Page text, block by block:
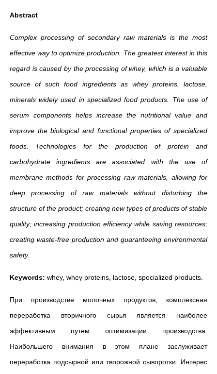
Abstract
Complex processing of secondary raw materials is the most
effective way to optimize production. The greatest interest in this
regard is caused by the processing of whey, which is a valuable
source of such food ingredients as whey proteins, lactose,
minerals widely used in specialized food products. The use of
serum components helps increase the nutritional value and
improve the biological and functional properties of specialized
foods. Technologies for the production of protein and
carbohydrate ingredients are associated with the use of
membrane methods for processing raw materials, allowing for
deep processing of raw materials without disturbing the
structure of the product; creating new types of products of stable
quality; increasing production efficiency while saving resources;
creating waste-free production and guaranteeing environmental
safety.
Keywords: whey, whey proteins, lactose, specialized products.
При производстве молочных продуктов, комплексная
переработка вторичного сырья является наиболее
эффективным путем оптимизации производства.
Наибольшего внимания в этом плане заслуживает
переработка подсырной или творожной сыворотки. Интерес